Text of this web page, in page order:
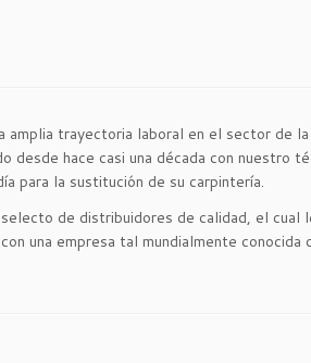
amplia trayectoria laboral en el sector de
desde hace casi una década con
para la sustitución de su carpintería.
de distribuidores de calidad, el
una empresa tal mundialmente conocida